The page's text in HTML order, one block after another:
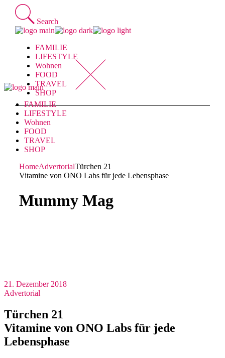
Skip
content
Search
FAMILIE
LIFESTYLE
Wohnen
FOOD
TRAVEL
SHOP
FAMILIE
LIFESTYLE
Wohnen
FOOD
TRAVEL
SHOP
HomeAdvertorialTürchen 21
Vitamine von ONO Labs für jede Lebensphase
Mummy Mag
21. Dezember 2018
Advertorial
Türchen 21
Vitamine von ONO Labs für jede
Lebensphase